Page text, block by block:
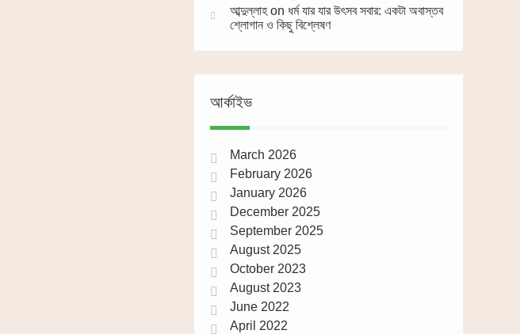
আব্দুল্লাহon ধর্ম যার যার উৎসব সবার: একটা অবাস্তব
শ্লোগান ও কিছু বিশ্লেষণ
আর্কাইভ
March 2026
February 2026
January 2026
December 2025
September 2025
August 2025
October 2023
August 2023
June 2022
April 2022